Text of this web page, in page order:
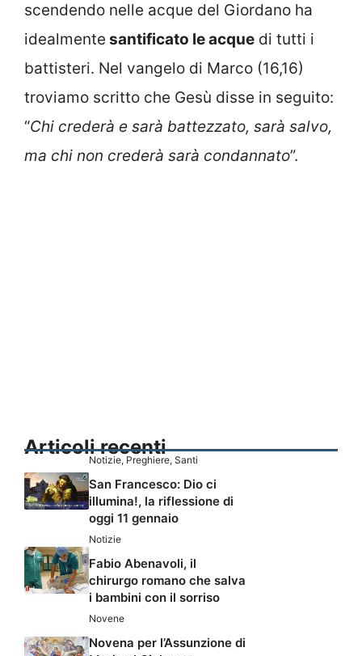
scendendo nelle acque del Giordano ha
idealmente santificato le acque di tutti i
battisteri. Nel vangelo di Marco (16,16)
troviamo scritto che Gesù disse in seguito:
“Chi crederà e sarà battezzato, sarà salvo,
ma chi non crederà sarà condannato”.
Articoli recenti
Notizie, Preghiere, Santi
San Francesco: Dio ci
illumina!, la riflessione di
oggi 11 gennaio
Notizie
Fabio Abenavoli, il
chirurgo romano che salva
i bambini con il sorriso
Novene
Novena per l’Assunzione di